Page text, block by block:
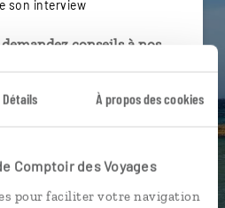
Détails À propos des cookies
Comptoir des Voyages
pour faciliter votre navigation
son interview
conseils à nos
votre itinéraire au plus
et de la réalité du pays.
mais aussi par email ou